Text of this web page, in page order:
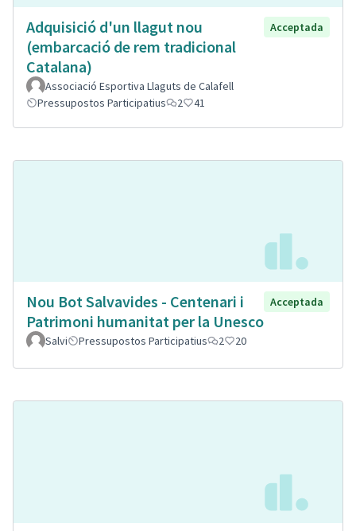
Adquisició d'un llagut nou
(embarcació de rem tradicional
Catalana)
Acceptada
Associació Esportiva Llaguts de Calafell
Pressupostos Participatius
2 41
Nou Bot Salvavides - Centenari i
Patrimoni humanitat per la Unesco
Acceptada
Salvi Pressupostos Participatius 2 20